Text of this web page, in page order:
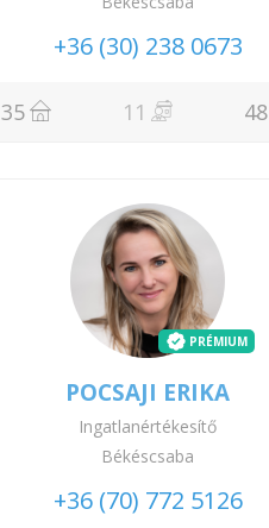
+36 (30) 238 0673
35 11 48
PRÉMIUM
POCSAJI ERIKA
Ingatlanértékesítő
Békéscsaba
+36 (70) 772 5126